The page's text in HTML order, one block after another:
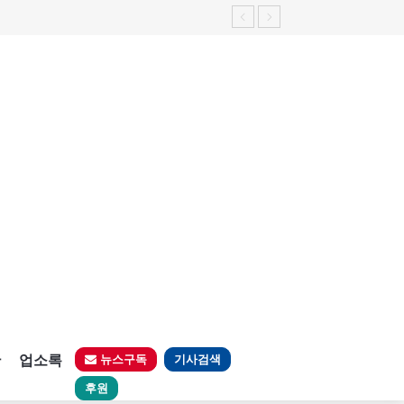
업소록 뉴스구독 기사검색
후원